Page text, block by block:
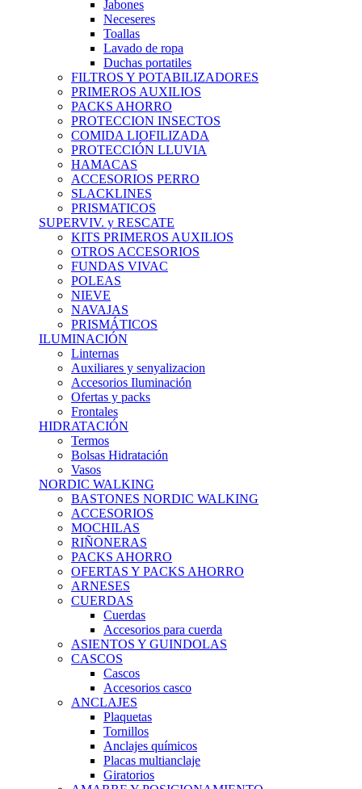
Jabones
Neceseres
Toallas
Lavado de ropa
Duchas portatiles
FILTROS Y POTABILIZADORES
PRIMEROS AUXILIOS
PACKS AHORRO
PROTECCION INSECTOS
COMIDA LIOFILIZADA
PROTECCIÓN LLUVIA
HAMACAS
ACCESORIOS PERRO
SLACKLINES
PRISMATICOS
SUPERVIV. y RESCATE
KITS PRIMEROS AUXILIOS
OTROS ACCESORIOS
FUNDAS VIVAC
POLEAS
NIEVE
NAVAJAS
PRISMÁTICOS
ILUMINACIÓN
Linternas
Auxiliares y senyalizacion
Accesorios Iluminación
Ofertas y packs
Frontales
HIDRATACIÓN
Termos
Bolsas Hidratación
Vasos
NORDIC WALKING
BASTONES NORDIC WALKING
ACCESORIOS
MOCHILAS
RIÑONERAS
PACKS AHORRO
OFERTAS Y PACKS AHORRO
ARNESES
CUERDAS
Cuerdas
Accesorios para cuerda
ASIENTOS Y GUINDOLAS
CASCOS
Cascos
Accesorios casco
ANCLAJES
Plaquetas
Tornillos
Anclajes químicos
Placas multianclaje
Giratorios